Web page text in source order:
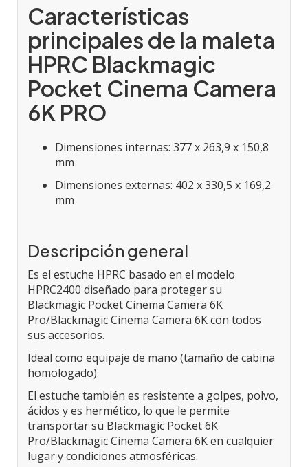
Características
principales de la maleta
HPRC Blackmagic
Pocket Cinema Camera
6K PRO
Dimensiones internas: 377 x 263,9 x 150,8
mm
Dimensiones externas: 402 x 330,5 x 169,2
mm
Descripción general
Es el estuche HPRC basado en el modelo
HPRC2400 diseñado para proteger su
Blackmagic Pocket Cinema Camera 6K
Pro/Blackmagic Cinema Camera 6K con todos
sus accesorios.
Ideal como equipaje de mano (tamaño de cabina
homologado).
El estuche también es resistente a golpes, polvo,
ácidos y es hermético, lo que le permite
transportar su Blackmagic Pocket 6K
Pro/Blackmagic Cinema Camera 6K en cualquier
lugar y condiciones atmosféricas.